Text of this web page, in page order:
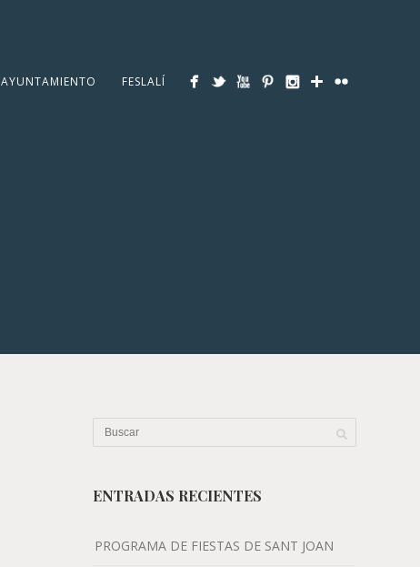
AYUNTAMIENTO FESLALÍ
ENTRADAS RECIENTES
PROGRAMA DE FIESTAS DE SANT JOAN